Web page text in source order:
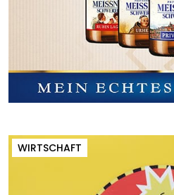
WIRTSCHAFT